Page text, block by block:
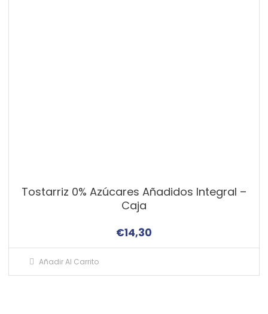
Tostarriz 0% Azúcares Añadidos Integral –
Caja
€14,30
Añadir Al Carrito